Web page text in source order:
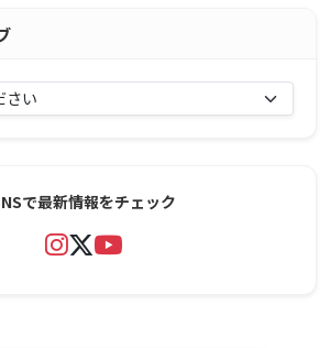
で最新情報をチェック